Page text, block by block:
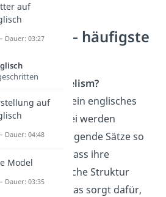
– häufigste
Was ist Parallelism?
Parallelism
ist ein englisches
Stilmittel. Dabei werden
aufeinanderfolgende Sätze so
geschrieben, dass ihre
grammatikalische Struktur
gleich bleibt. Das sorgt dafür,
auf
Dauer: 03:27
auf
Dauer: 04:48
Model
Dauer: 03:35